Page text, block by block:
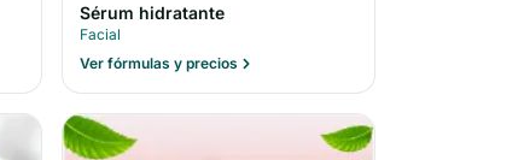
Sérum hidratante
Facial
Ver fórmulas y precios